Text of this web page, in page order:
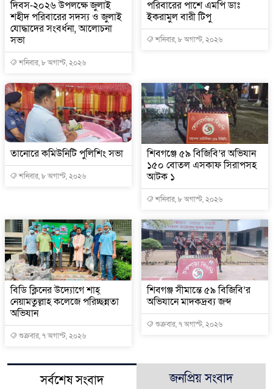
দিবস-২০২৬ উপলক্ষে জুলাই
শহীদ পরিবারের সদস্য ও জুলাই
যোদ্ধাদের সংবর্ধনা, আলোচনা
সভা
শনিবার, ৮ অগাস্ট, ২০২৬
পরিবারের পাশে এমপি ডাঃ
ইকরামুল বারী টিপু
শনিবার, ৮ অগাস্ট, ২০২৬
তানোরে কমিউনিটি পুলিশিং সভা
শনিবার, ৮ অগাস্ট, ২০২৬
শিবগঞ্জে ৫৯ বিজিবি’র অভিযান
১৫০ বোতল এসকাফ সিরাপসহ
আটক ১
শনিবার, ৮ অগাস্ট, ২০২৬
বিডি ক্লিনের উদ্যোগে শাহ্
নেয়ামতুল্লাহ কলেজে পরিচ্ছন্নতা
অভিযান
শুক্রবার, ৭ অগাস্ট, ২০২৬
শিবগঞ্জ সীমান্তে ৫৯ বিজিবি’র
অভিযানে মাদকদ্রব্য জব্দ
শুক্রবার, ৭ অগাস্ট, ২০২৬
সর্বশেষ সংবাদ জনপ্রিয় সংবাদ